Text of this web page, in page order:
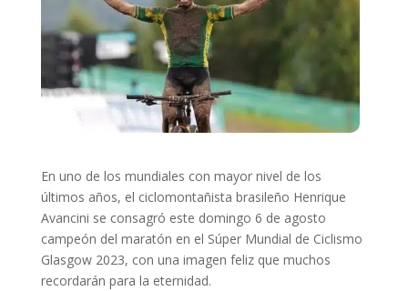
En uno de los mundiales con mayor nivel de los
últimos años, el ciclomontañista brasileño Henrique
Avancini se consagró este domingo 6 de agosto
campeón del maratón en el Súper Mundial de Ciclismo
Glasgow 2023, con una imagen feliz que muchos
recordarán para la eternidad.